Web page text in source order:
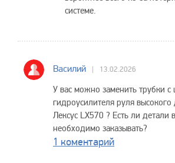
системе.
Василий 13.02.2026
У вас можно заменить трубки с
гидроусилителя руля
Лексус LX570 ? Есть ли детали
необходимо заказывать?
1 коментарий